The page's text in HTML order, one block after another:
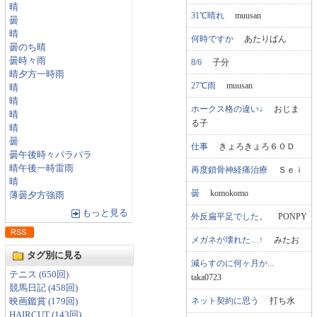
晴
曇
晴
曇のち晴
曇時々雨
晴夕方一時雨
晴
晴
晴
晴
曇
曇午後時々パラパラ
晴午後一時雷雨
晴
薄曇夕方強雨
もっと見る
タグ別に見る
テニス (650回)
競馬日記 (458回)
映画鑑賞 (179回)
HAIRCUT (143回)
31℃晴れ muusan
何時ですか あたりばん
8/6 子分
27℃雨 muusan
ホークス格の違い↓ おじま
る子
仕事 きょろきょろ６０Ｄ
再度鎖骨神経痛治療 Ｓｅｉ
曇 komokomo
外反扁平足でした。 PONPY
メガネが壊れた…↑ みたお
減らすのに何ヶ月か...
taka0723
ネット契約に思う 打ち水